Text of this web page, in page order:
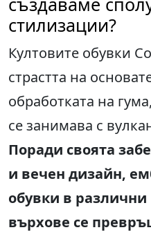
стилизации?
Култовите обувки
страстта на
обработката на
се занимава с
Поради своята
и вечен дизайн,
обувки в
върхове се